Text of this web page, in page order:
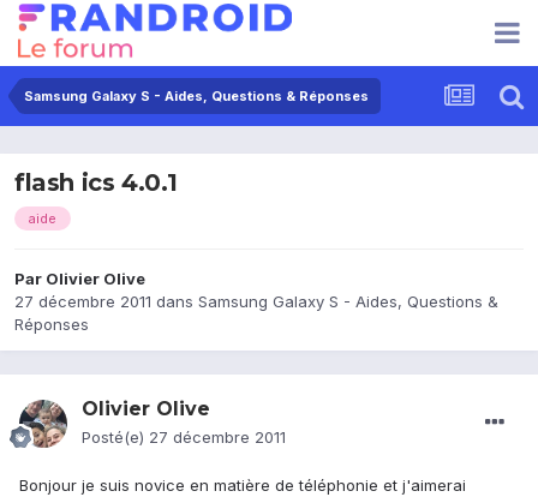
Samsung Galaxy S - Aides, Questions & Réponses
flash ics 4.0.1
aide
Par Olivier Olive
27 décembre 2011 dans Samsung Galaxy S - Aides, Questions &
Réponses
Olivier Olive
Posté(e) 27 décembre 2011
Bonjour je suis novice en matière de téléphonie et j'aimerai